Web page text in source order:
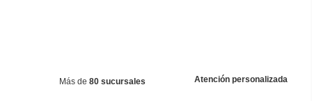
Más de 80 sucursales Atención personalizada